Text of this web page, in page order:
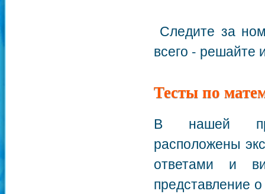
Следите за
всего - решайте
Тесты по
В нашей
расположены
ответами и
представление